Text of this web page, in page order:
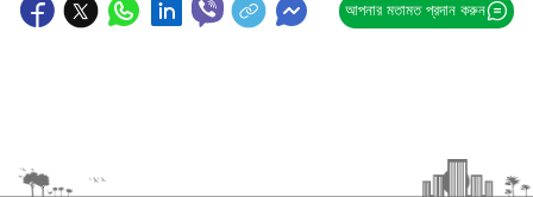
আপনার মতামত প্রদান করুন